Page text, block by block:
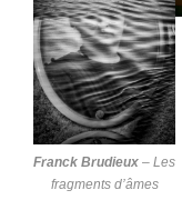
Franck Brudieux –Les
fragments d’âmes